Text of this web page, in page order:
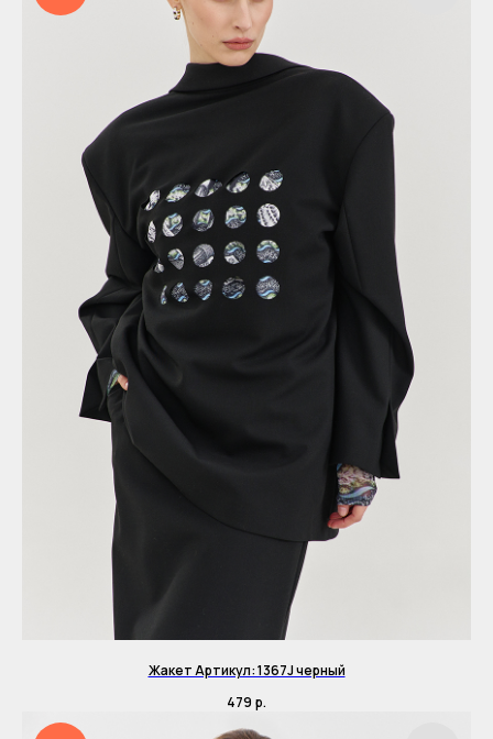
Жакет Артикул: 1367J черный
479 р.